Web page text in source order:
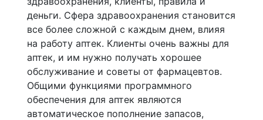
деньги. Сфера здравоохранения становится
все более сложной с каждым днем, влияя
на работу аптек. Клиенты очень важны для
аптек, и им нужно получать хорошее
обслуживание и советы от фармацевтов.
Общими функциями программного
обеспечения для аптек являются
автоматическое пополнение запасов,